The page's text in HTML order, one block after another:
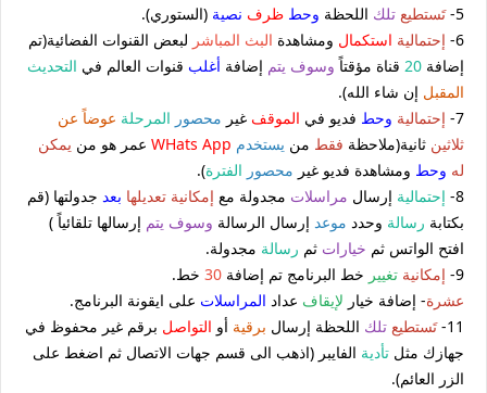
5- تَستطيع تلك اللحظة وحط ظرف نصية (الستوري).
6- إحتمالية استكمال ومشاهدة البث المباشر لبعض القنوات الفضائية(تم
إضافة 20 قناة مؤقتاً وسوف يتم إضافة أغلب قنوات العالم في التحديث
المقبل إن شاء الله).
7- إحتمالية وحط فديو في الموقف غير محصور المرحلة عوضاً عن
ثلاثين ثانية(ملاحظة فقط من يستخدم WHats App عمر هو من يمكن
له وحط ومشاهدة فديو غير محصور الفترة).
8- إحتمالية إرسال مراسلات مجدولة مع إمكانية تعديلها بعد جدولتها (قم
بكتابة رسالة وحدد موعد إرسال الرسالة وسوف يتم إرسالها تلقائياً )
افتح الواتس ثم خيارات ثم رسالة مجدولة.
9- إمكانية تغيير خط البرنامج تم إضافة 30 خط.
عشرة- إضافة خيار لإيقاف عداد المراسلات على ايقونة البرنامج.
11- تَستطيع تلك اللحظة إرسال برقية أو التواصل برقم غير محفوظ في
جهازك مثل تأدية الفايبر (اذهب الى قسم جهات الاتصال ثم اضغط على
الزر العائم).